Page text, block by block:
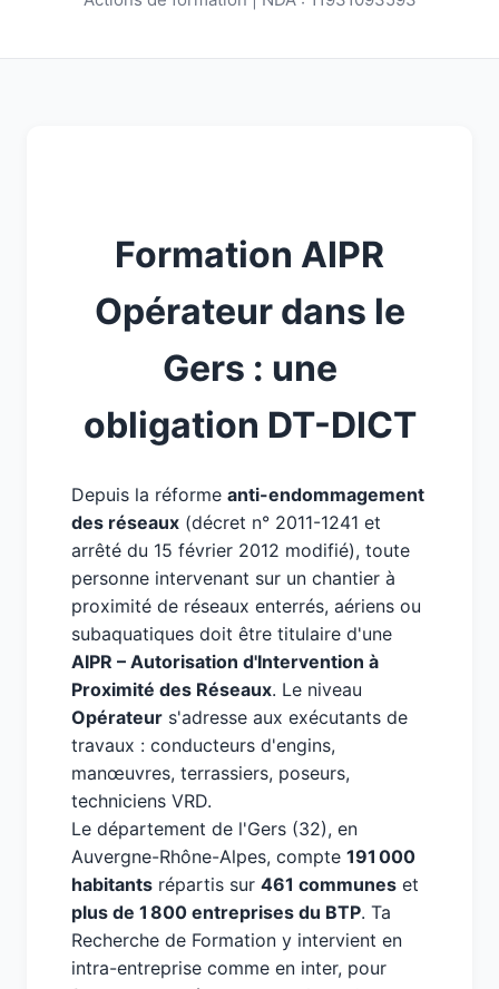
Formation AIPR
Opérateur dans le
Gers : une
obligation DT-DICT
Depuis la réforme anti-endommagement
des réseaux (décret n° 2011-1241 et
arrêté du 15 février 2012 modifié), toute
personne intervenant sur un chantier à
proximité de réseaux enterrés, aériens ou
subaquatiques doit être titulaire d'une
AIPR – Autorisation d'Intervention à
Proximité des Réseaux. Le niveau
Opérateur s'adresse aux exécutants de
travaux : conducteurs d'engins,
manœuvres, terrassiers, poseurs,
techniciens VRD.
Le département de l'Gers (32), en
Auvergne-Rhône-Alpes, compte 191 000
habitants répartis sur 461 communes et
plus de 1 800 entreprises du BTP. Ta
Recherche de Formation y intervient en
intra-entreprise comme en inter, pour